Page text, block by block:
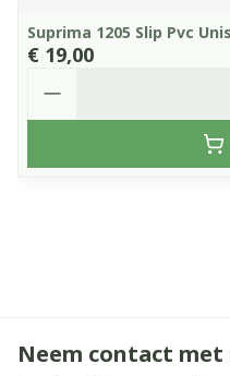
Suprima 1205 Slip Pvc
€ 19,00
Neem contact met